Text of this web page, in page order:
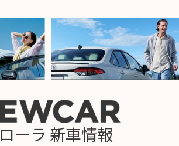
ーラ 新車情報